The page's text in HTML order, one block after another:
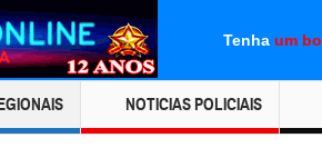
Tenha um
NOTICIAS POLICIAIS